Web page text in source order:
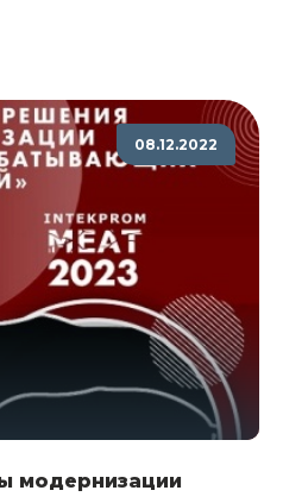
08.12.2022
модернизации